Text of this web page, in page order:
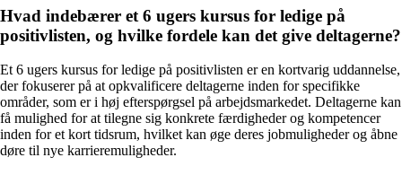
Hvad indebærer et 6 ugers kursus for ledige på
positivlisten, og hvilke fordele kan det give deltagerne?
Et 6 ugers kursus for ledige på positivlisten er en kortvarig uddannelse,
der fokuserer på at opkvalificere deltagerne inden for specifikke
områder, som er i høj efterspørgsel på arbejdsmarkedet. Deltagerne kan
få mulighed for at tilegne sig konkrete færdigheder og kompetencer
inden for et kort tidsrum, hvilket kan øge deres jobmuligheder og åbne
døre til nye karrieremuligheder.